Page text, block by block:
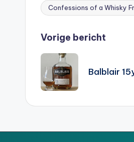
Tags:
Confessions of a Whisky
Bericht
navigatie
Vorige bericht
Balblair